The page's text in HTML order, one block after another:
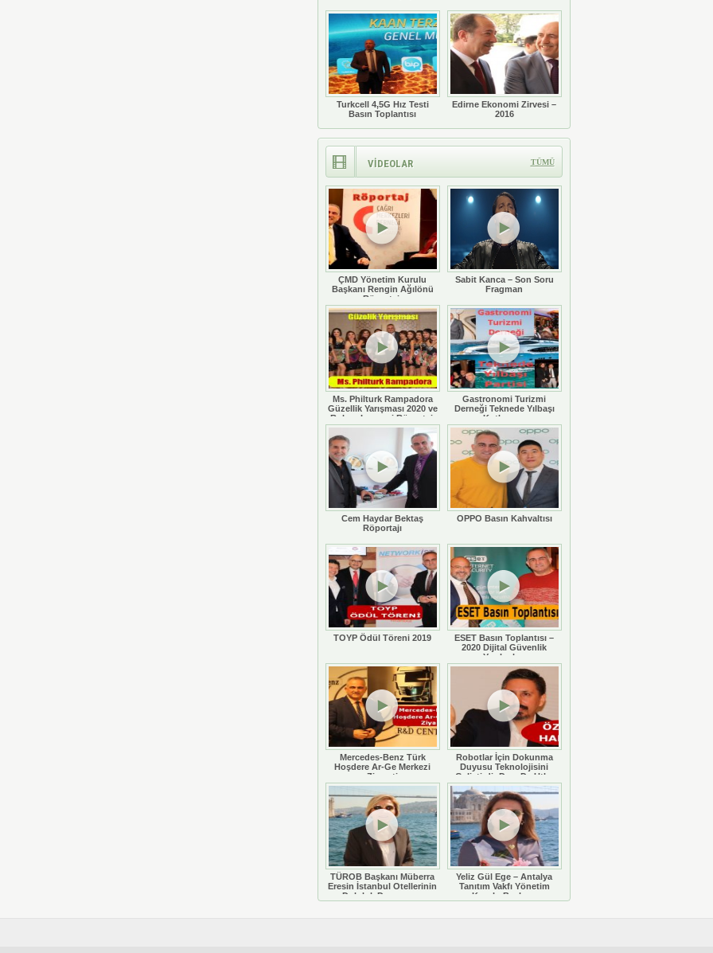
Turkcell 4,5G Hız Testi
Basın Toplantısı
Edirne Ekonomi Zirvesi –
2016
VİDEOLAR TÜMÜ
ÇMD Yönetim Kurulu
Başkanı Rengin Ağılönü
Röportajı
Sabit Kanca – Son Soru
Fragman
Ms. Philturk Rampadora
Güzellik Yarışması 2020 ve
Rohan Legaspi Röportajı
Gastronomi Turizmi
Derneği Teknede Yılbaşı
Kutlaması
Cem Haydar Bektaş
Röportajı
OPPO Basın Kahvaltısı
TOYP Ödül Töreni 2019
ESET Basın Toplantısı –
2020 Dijital Güvenlik
Yazılımları
Mercedes-Benz Türk
Hoşdere Ar-Ge Merkezi
Ziyareti
Robotlar İçin Dokunma
Duyusu Teknolojisini
Geliştirdi: Doç. Dr. Utku
Büyükşahin
TÜROB Başkanı Müberra
Eresin İstanbul Otellerinin
Doluluk Durumunu
Yeliz Gül Ege – Antalya
Tanıtım Vakfı Yönetim
Kurulu Başkanı